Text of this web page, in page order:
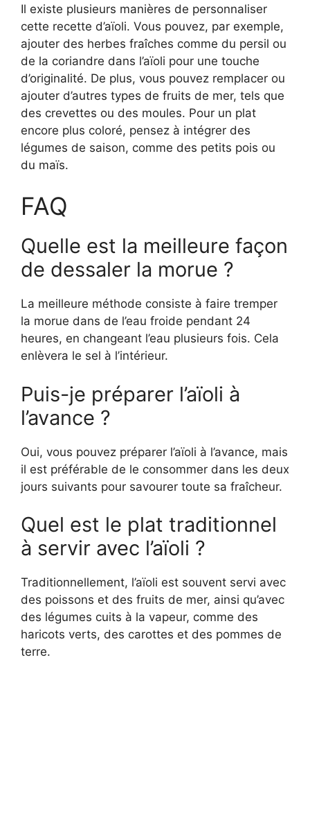
Il existe plusieurs manières de personnaliser
cette recette d’aïoli. Vous pouvez, par exemple,
ajouter des herbes fraîches comme du persil ou
de la coriandre dans l’aïoli pour une touche
d’originalité. De plus, vous pouvez remplacer ou
ajouter d’autres types de fruits de mer, tels que
des crevettes ou des moules. Pour un plat
encore plus coloré, pensez à intégrer des
légumes de saison, comme des petits pois ou
du maïs.
FAQ
Quelle est la meilleure façon
de dessaler la morue ?
La meilleure méthode consiste à faire tremper
la morue dans de l’eau froide pendant 24
heures, en changeant l’eau plusieurs fois. Cela
enlèvera le sel à l’intérieur.
Puis-je préparer l’aïoli à
l’avance ?
Oui, vous pouvez préparer l’aïoli à l’avance, mais
il est préférable de le consommer dans les deux
jours suivants pour savourer toute sa fraîcheur.
Quel est le plat traditionnel
à servir avec l’aïoli ?
Traditionnellement, l’aïoli est souvent servi avec
des poissons et des fruits de mer, ainsi qu’avec
des légumes cuits à la vapeur, comme des
haricots verts, des carottes et des pommes de
terre.